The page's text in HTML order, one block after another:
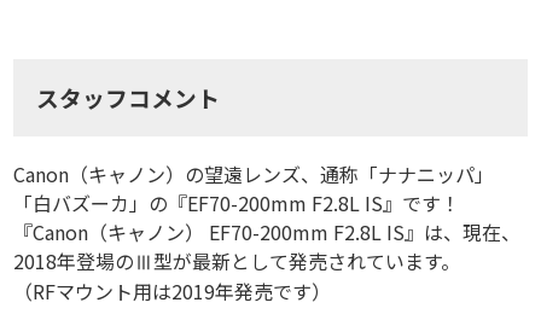
スタッフコメント
Canon（キャノン）の望遠レンズ、通称「ナナニッパ」
「白バズーカ」の『EF70-200mm F2.8L IS』です！
『Canon（キャノン） EF70-200mm F2.8L IS』は、現在、
2018年登場のⅢ型が最新として発売されています。
（RFマウント用は2019年発売です）